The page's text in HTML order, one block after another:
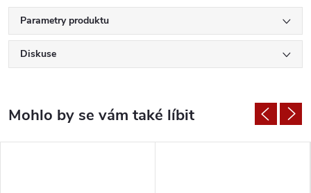
Parametry produktu
Diskuse